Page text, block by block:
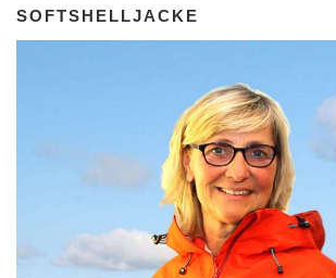
SOFTSHELLJACKE